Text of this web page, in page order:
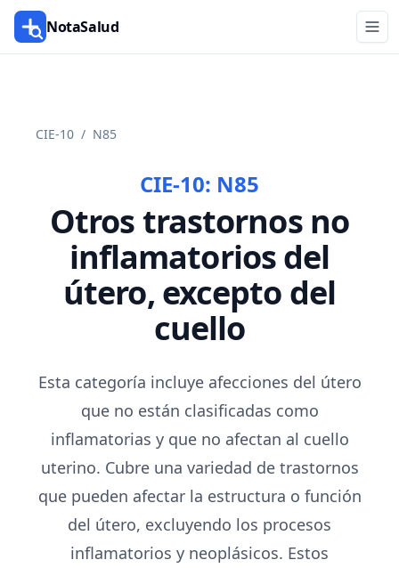
NotaSalud
CIE-10 / N85
CIE-10: N85
Otros trastornos no
inflamatorios del
útero, excepto del
cuello
Esta categoría incluye afecciones del útero
que no están clasificadas como
inflamatorias y que no afectan al cuello
uterino. Cubre una variedad de trastornos
que pueden afectar la estructura o función
del útero, excluyendo los procesos
inflamatorios y neoplásicos. Estos